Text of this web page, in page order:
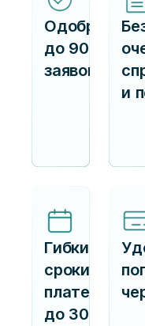
Одобряем
до 90%
заявок
и
Гибкие
сроки
платежа —
до 30